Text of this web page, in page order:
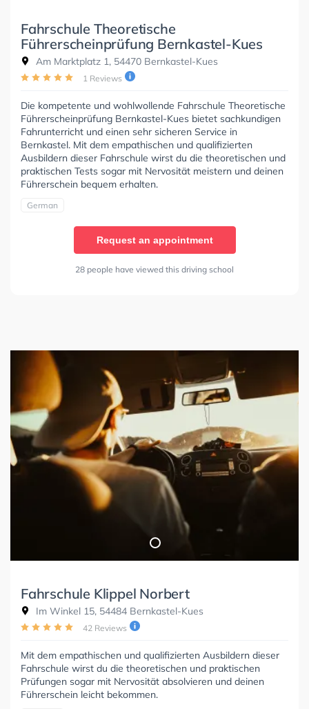
Fahrschule Theoretische
Führerscheinprüfung Bernkastel-Kues
Am Marktplatz 1, 54470 Bernkastel-Kues
1 Reviews
Die kompetente und wohlwollende Fahrschule Theoretische
Führerscheinprüfung Bernkastel-Kues bietet sachkundigen
Fahrunterricht und einen sehr sicheren Service in
Bernkastel. Mit dem empathischen und qualifizierten
Ausbildern dieser Fahrschule wirst du die theoretischen und
praktischen Tests sogar mit Nervosität meistern und deinen
Führerschein bequem erhalten.
German
Request an appointment
28 people have viewed this driving school
Fahrschule Klippel Norbert
Im Winkel 15, 54484 Bernkastel-Kues
42 Reviews
Mit dem empathischen und qualifizierten Ausbildern dieser
Fahrschule wirst du die theoretischen und praktischen
Prüfungen sogar mit Nervosität absolvieren und deinen
Führerschein leicht bekommen.